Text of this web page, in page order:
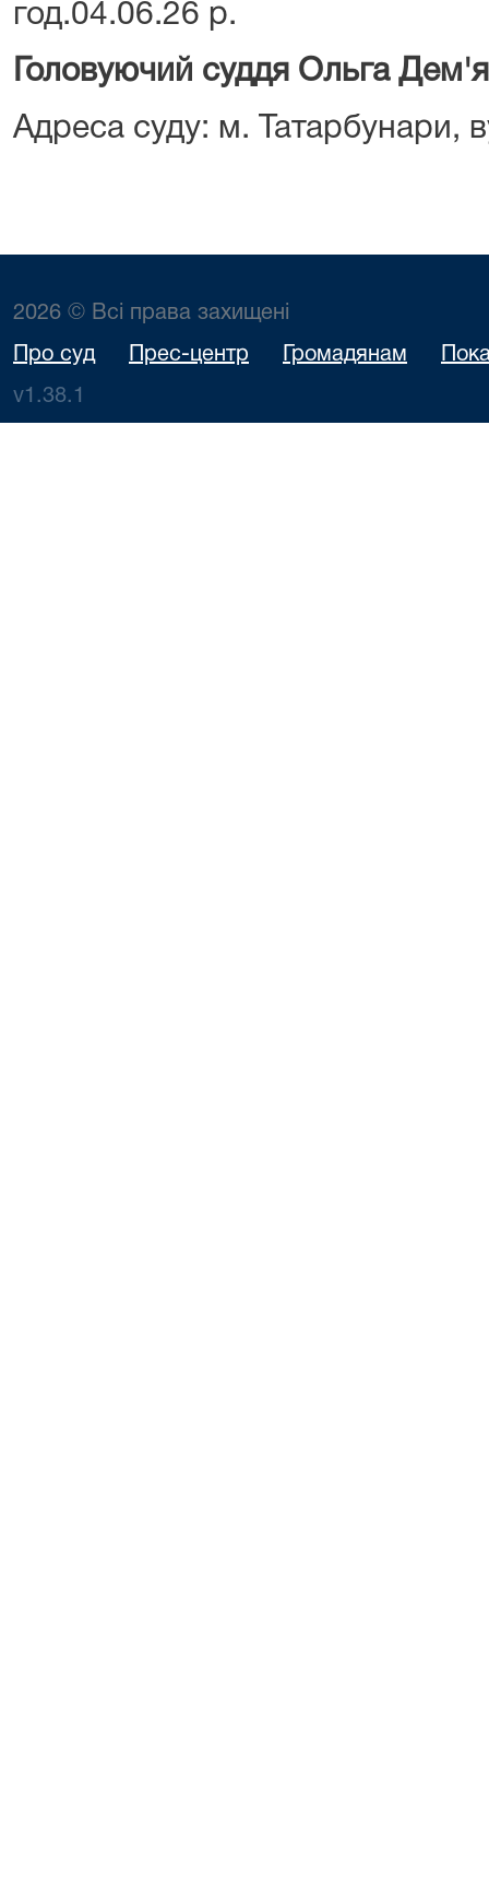
год.04.06.26 р.
Головуючий суддя Ольга
Адреса суду: м. Татарбунари,
2026 © Всі права захищені
Про суд Прес-центр Громадянам
v1.38.1